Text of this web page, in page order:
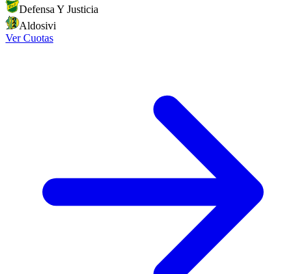
Defensa Y Justicia
Aldosivi
Ver Cuotas